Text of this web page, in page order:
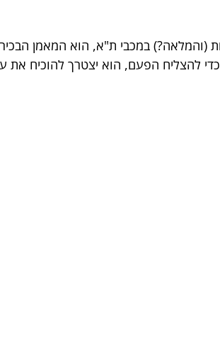
(והמלאה?) במכבי ת"א, הוא המאמן
להצליח הפעם, הוא יצטרך להוכיח את